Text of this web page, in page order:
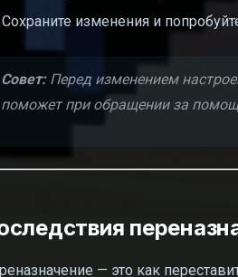
Сохраните изменения и
Совет:Перед изменением
поможет при обращении за
— это как